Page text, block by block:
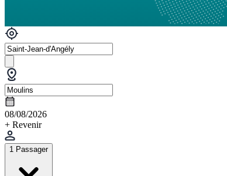
08/08/2026
+ Revenir
1 Passager